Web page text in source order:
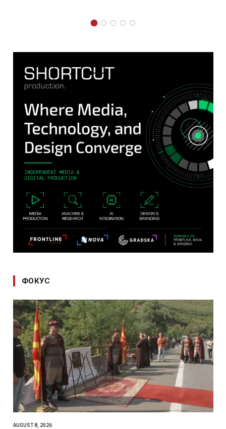
ФОКУС
AUGUST 8, 2026